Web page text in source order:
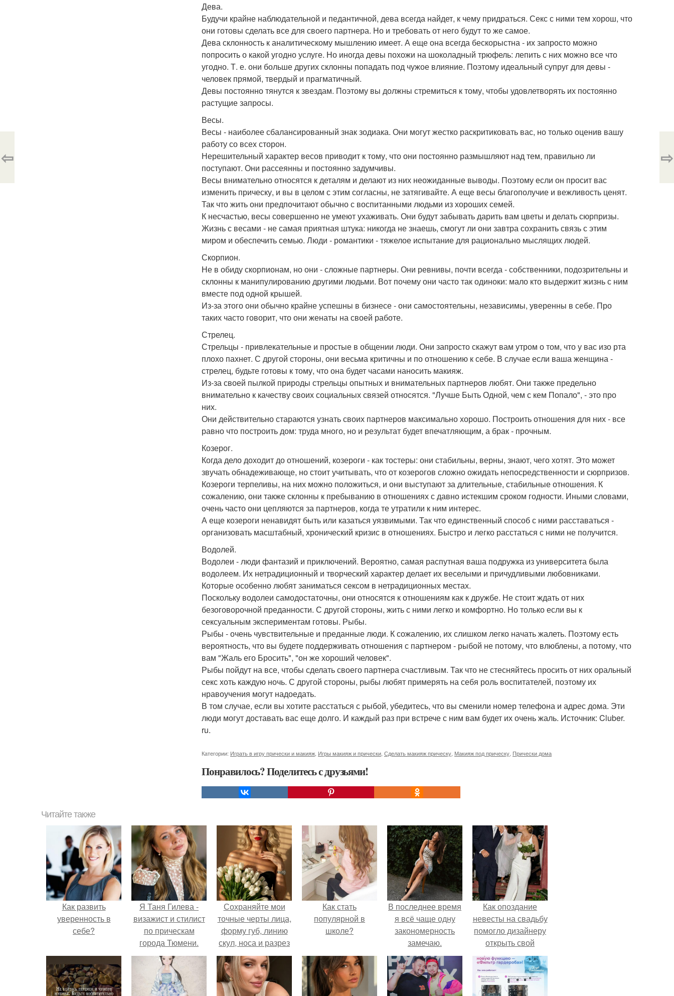
Дева.
Будучи крайне наблюдательной и педантичной, дева всегда найдет, к чему придраться. Секс с ними тем хорош, что
они готовы сделать все для своего партнера. Но и требовать от него будут то же самое.
Дева склонность к аналитическому мышлению имеет. А еще она всегда бескорыстна - их запросто можно
попросить о какой угодно услуге. Но иногда девы похожи на шоколадный трюфель: лепить с них можно все что
угодно. Т. е. они больше других склонны попадать под чужое влияние. Поэтому идеальный супруг для девы -
человек прямой, твердый и прагматичный.
Девы постоянно тянутся к звездам. Поэтому вы должны стремиться к тому, чтобы удовлетворять их постоянно
растущие запросы.
Весы.
Весы - наиболее сбалансированный знак зодиака. Они могут жестко раскритиковать вас, но только оценив вашу
работу со всех сторон.
Нерешительный характер весов приводит к тому, что они постоянно размышляют над тем, правильно ли
поступают. Они рассеянны и постоянно задумчивы.
Весы внимательно относятся к деталям и делают из них неожиданные выводы. Поэтому если он просит вас
изменить прическу, и вы в целом с этим согласны, не затягивайте. А еще весы благополучие и вежливость ценят.
Так что жить они предпочитают обычно с воспитанными людьми из хороших семей.
К несчастью, весы совершенно не умеют ухаживать. Они будут забывать дарить вам цветы и делать сюрпризы.
Жизнь с весами - не самая приятная штука: никогда не знаешь, смогут ли они завтра сохранить связь с этим
миром и обеспечить семью. Люди - романтики - тяжелое испытание для рационально мыслящих людей.
Скорпион.
Не в обиду скорпионам, но они - сложные партнеры. Они ревнивы, почти всегда - собственники, подозрительны и
склонны к манипулированию другими людьми. Вот почему они часто так одиноки: мало кто выдержит жизнь с ним
вместе под одной крышей.
Из-за этого они обычно крайне успешны в бизнесе - они самостоятельны, независимы, уверенны в себе. Про
таких часто говорит, что они женаты на своей работе.
Стрелец.
Стрельцы - привлекательные и простые в общении люди. Они запросто скажут вам утром о том, что у вас изо рта
плохо пахнет. С другой стороны, они весьма критичны и по отношению к себе. В случае если ваша женщина -
стрелец, будьте готовы к тому, что она будет часами наносить макияж.
Из-за своей пылкой природы стрельцы опытных и внимательных партнеров любят. Они также предельно
внимательно к качеству своих социальных связей относятся. "Лучше Быть Одной, чем с кем Попало", - это про
них.
Они действительно стараются узнать своих партнеров максимально хорошо. Построить отношения для них - все
равно что построить дом: труда много, но и результат будет впечатляющим, а брак - прочным.
Козерог.
Когда дело доходит до отношений, козероги - как тостеры: они стабильны, верны, знают, чего хотят. Это может
звучать обнадеживающе, но стоит учитывать, что от козерогов сложно ожидать непосредственности и сюрпризов.
Козероги терпеливы, на них можно положиться, и они выступают за длительные, стабильные отношения. К
сожалению, они также склонны к пребыванию в отношениях с давно истекшим сроком годности. Иными словами,
очень часто они цепляются за партнеров, когда те утратили к ним интерес.
А еще козероги ненавидят быть или казаться уязвимыми. Так что единственный способ с ними расставаться -
организовать масштабный, хронический кризис в отношениях. Быстро и легко расстаться с ними не получится.
Водолей.
Водолеи - люди фантазий и приключений. Вероятно, самая распутная ваша подружка из университета была
водолеем. Их нетрадиционный и творческий характер делает их веселыми и причудливыми любовниками.
Которые особенно любят заниматься сексом в нетрадиционных местах.
Поскольку водолеи самодостаточны, они относятся к отношениям как к дружбе. Не стоит ждать от них
безоговорочной преданности. С другой стороны, жить с ними легко и комфортно. Но только если вы к
сексуальным экспериментам готовы. Рыбы.
Рыбы - очень чувствительные и преданные люди. К сожалению, их слишком легко начать жалеть. Поэтому есть
вероятность, что вы будете поддерживать отношения с партнером - рыбой не потому, что влюблены, а потому, что
вам "Жаль его Бросить", "он же хороший человек".
Рыбы пойдут на все, чтобы сделать своего партнера счастливым. Так что не стесняйтесь просить от них оральный
секс хоть каждую ночь. С другой стороны, рыбы любят примерять на себя роль воспитателей, поэтому их
нравоучения могут надоедать.
В том случае, если вы хотите расстаться с рыбой, убедитесь, что вы сменили номер телефона и адрес дома. Эти
люди могут доставать вас еще долго. И каждый раз при встрече с ним вам будет их очень жаль. Источник: Cluber.
ru.
Категории: Играть в игру прически и макияж Игры макияж и прически Сделать макияж прическу Макияж под прическу Прически дома
Понравилось? Поделитесь с друзьями!
⇦ ⇨
Читайте также
Как развить
уверенность в
себе?
Я Таня Гилева -
визажист и стилист
по прическам
города Тюмени.
Сохраняйте мои
точные черты лица,
форму губ, линию
скул, носа и разрез
глаз.
Как стать
популярной в
школе?
В последнее время
я всё чаще одну
закономерность
замечаю.
Как опоздание
невесты на свадьбу
помогло дизайнеру
открыть свой
бренд.